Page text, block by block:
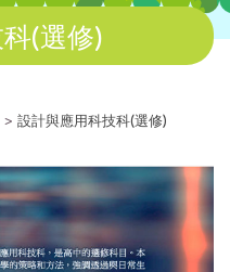
v
g
n
(選修)
設計與應用科技科(選修)